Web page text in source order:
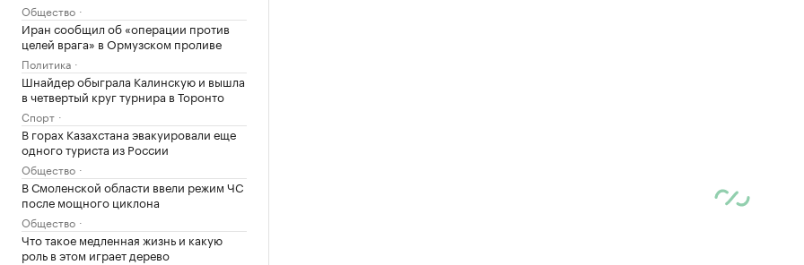
Общество
Иран сообщил об «операции против
целей врага» в Ормузском проливе
Политика
Шнайдер обыграла Калинскую и вышла
в четвертый круг турнира в Торонто
Спорт
В горах Казахстана эвакуировали еще
одного туриста из России
Общество
В Смоленской области ввели режим ЧС
после мощного циклона
Общество
Что такое медленная жизнь и какую
роль в этом играет дерево